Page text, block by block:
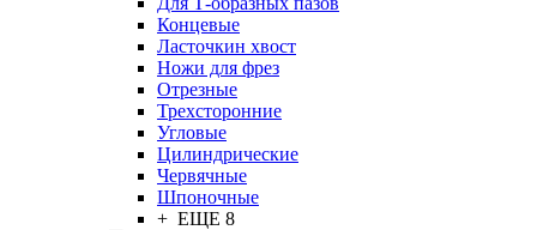
Концевые
Ласточкин хвост
Ножи для фрез
Отрезные
Трехсторонние
Угловые
Цилиндрические
Червячные
Шпоночные
+ ЕЩЕ 8